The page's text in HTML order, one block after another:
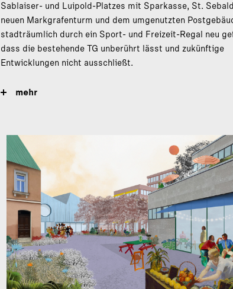
Sablaiser- und Luipold-Platzes mit Sparkasse, St.
neuen Markgrafenturm und dem umgenutzten
stadträumlich durch ein Sport- und Freizeit-Regal neu
dass die bestehende TG unberührt lässt und zukünftige
Entwicklungen nicht ausschließt.
mehr